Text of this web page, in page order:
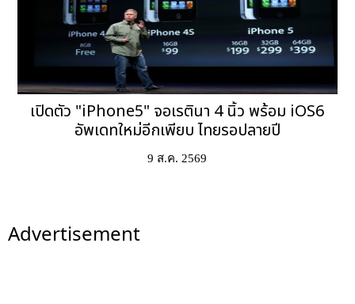
เปิดตัว "iPhone5" จอเรตินา 4 นิ้ว พร้อม iOS6
อัพเดทใหม่อีกเพียบ ไทยรอปลายปี
9 ส.ค. 2569
Advertisement